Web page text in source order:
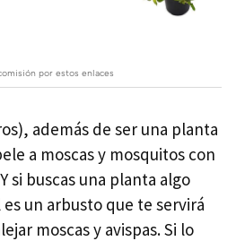
por estos enlaces
además de ser una planta
a moscas y mosquitos con
si buscas una planta algo
un arbusto que te servirá
moscas y avispas. Si lo